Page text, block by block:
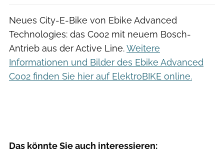
Neues City-E-Bike von Ebike Advanced
Technologies: das C002 mit neuem Bosch-
Antrieb aus der Active Line.Weitere
Informationen und Bilder des Ebike Advanced
C002 finden Sie hier auf ElektroBIKE online.
Das könnte Sie auch interessieren: